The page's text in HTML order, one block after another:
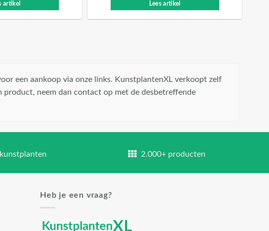
artikel Lees artikel
een aankoop via onze links. KunstplantenXL verkoopt zelf
neem dan contact op met de desbetreffende
2.000+ producten
Heb je een vraag?